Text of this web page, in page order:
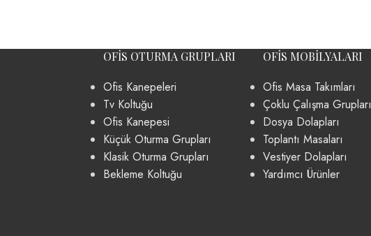
OFIS OTURMA GRUPLARI
Ofis Kanepeleri
Tv Koltuğu
Ofis Kanepesi
Küçük Oturma Grupları
Klasik Oturma Grupları
Bekleme Koltuğu
OFIS MOBILYALARI
Ofis Masa Takımları
Çoklu Çalışma Grupları
Dosya Dolapları
Toplantı Masaları
Vestiyer Dolapları
Yardımcı Ürünler